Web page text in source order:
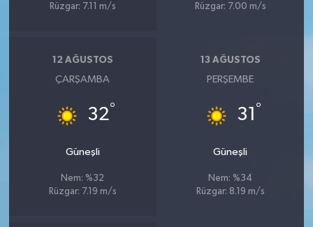
Rüzgar: 7.11 m/s
Rüzgar: 7.00 m/s
12 AĞUSTOS
ÇARŞAMBA
32°
Güneşli
Nem: %32
Rüzgar: 7.19 m/s
13 AĞUSTOS
PERŞEMBE
31 °
Güneşli
Nem: %34
Rüzgar: 8.19 m/s